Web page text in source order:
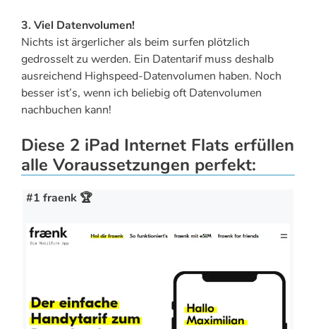
3. Viel Datenvolumen!
Nichts ist ärgerlicher als beim surfen plötzlich
gedrosselt zu werden. Ein Datentarif muss deshalb
ausreichend Highspeed-Datenvolumen haben. Noch
besser ist’s, wenn ich beliebig oft Datenvolumen
nachbuchen kann!
Diese 2 iPad Internet Flats erfüllen
alle Voraussetzungen perfekt:
#1 fraenk 🏆